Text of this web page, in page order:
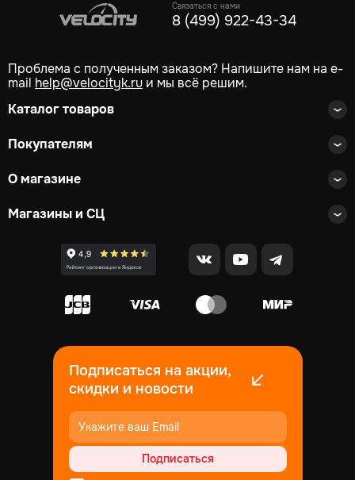
Связаться с нами
8 (499) 922-43-34
Проблема с полученным заказом? Напишите нам на e-
mail help@velocityk.ru и мы всё решим.
Каталог товаров
Покупателям
О магазине
Магазины и СЦ
Подписаться на акции,
скидки и новости
Подписаться